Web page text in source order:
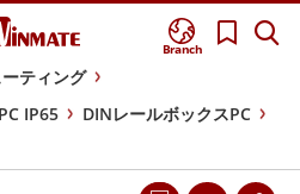
Branch
ティング
IP65
DINレールボックスPC